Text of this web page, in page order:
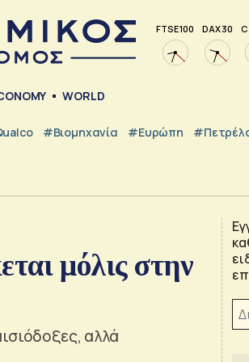
FTSE 100 DAX 30
WORLD
#Βιομηχανία #Ευρώπη
μόλις στην
αλλά